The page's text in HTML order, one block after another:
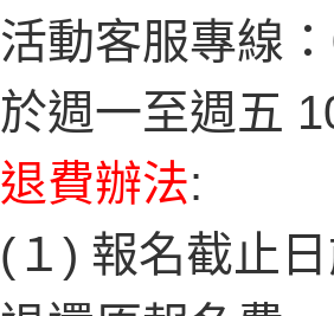
活動客服專線：
於週一至週五
退費辦法:
(１) 報名截止